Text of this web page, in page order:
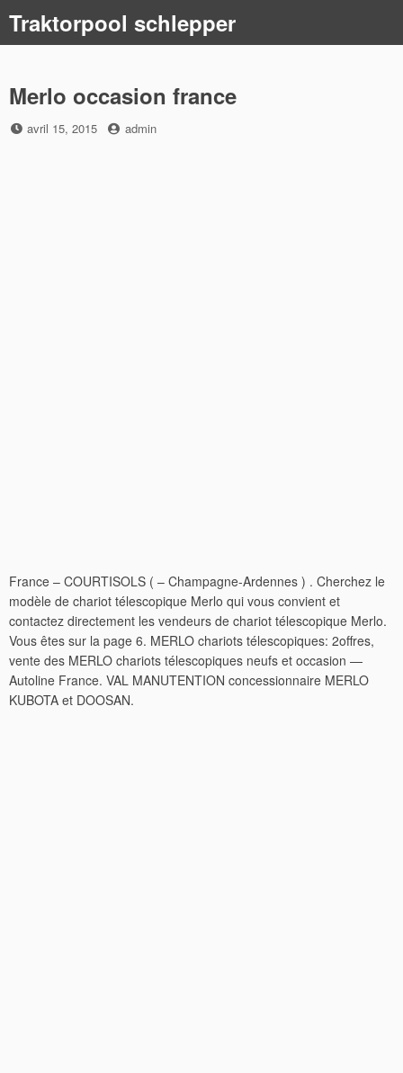
content
Traktorpool schlepper
Merlo occasion france
Posted
avril 15, 2015 by
admin
France – COURTISOLS ( – Champagne-Ardennes ) . Cherchez le
modèle de chariot télescopique Merlo qui vous convient et
contactez directement les vendeurs de chariot télescopique Merlo.
Vous êtes sur la page 6. MERLO chariots télescopiques: 2offres,
vente des MERLO chariots télescopiques neufs et occasion —
Autoline France. VAL MANUTENTION concessionnaire MERLO
KUBOTA et DOOSAN.